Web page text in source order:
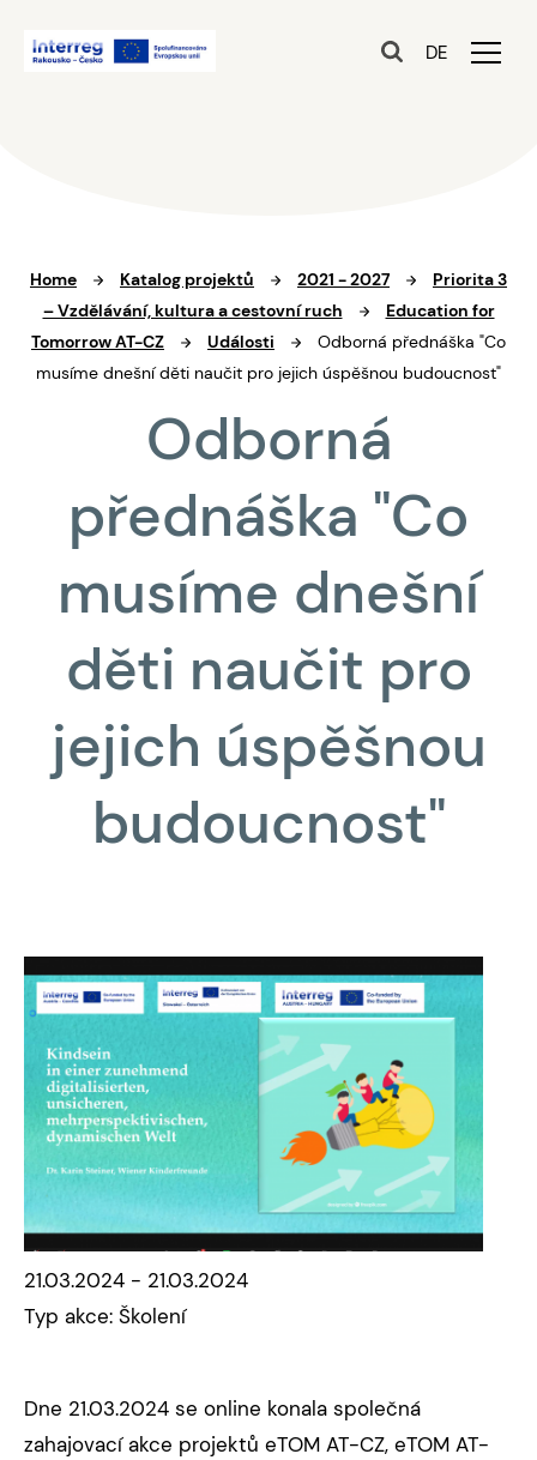
DE
Home Katalog projektů 2021 - 2027
Priorita 3
– Vzdělávání, kultura a cestovní ruch
Education for
Tomorrow AT-CZ
Události
Odborná přednáška "Co
musíme dnešní děti naučit pro jejich úspěšnou budoucnost"
Odborná
přednáška "Co
musíme dnešní
děti naučit pro
jejich úspěšnou
budoucnost"
21.03.2024 - 21.03.2024
Typ akce: Školení
Dne 21.03.2024 se online konala společná
zahajovací akce projektů eTOM AT-CZ, eTOM AT-